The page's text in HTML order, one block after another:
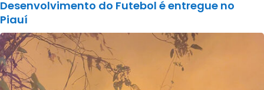
Desenvolvimento do Futebol é entregue no
Piauí